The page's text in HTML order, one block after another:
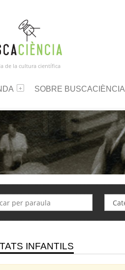
de la cultura científica
SOBRE BUSCACIÈNCIA
INFANTILS